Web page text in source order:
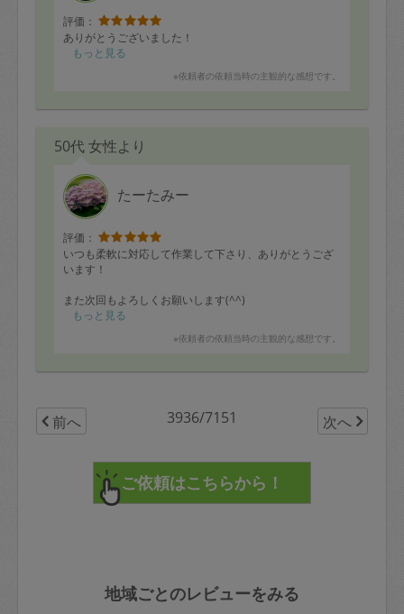
評価：
ありがとうございました！
もっと見る
※依頼者の依頼当時の主観的な感想です。
50代 女性より
たーたみー
評価：
いつも柔軟に対応して作業して下さり、ありがとうござ
います！
また次回もよろしくお願いします(^^)
もっと見る
※依頼者の依頼当時の主観的な感想です。
前へ 3936/7151 次へ
地域ごとのレビューをみる